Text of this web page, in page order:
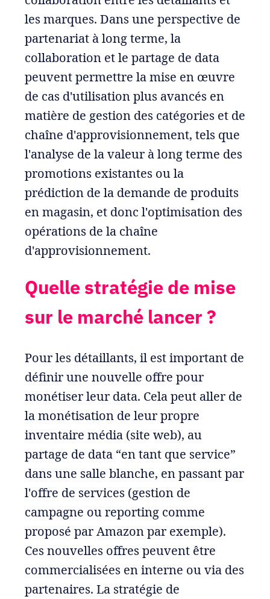
les marques. Dans une perspective de
partenariat à long terme, la
collaboration et le partage de data
peuvent permettre la mise en œuvre
de cas d'utilisation plus avancés en
matière de gestion des catégories et de
chaîne d'approvisionnement, tels que
l'analyse de la valeur à long terme des
promotions existantes ou la
prédiction de la demande de produits
en magasin, et donc l'optimisation des
opérations de la chaîne
d'approvisionnement.
Quelle stratégie de mise
sur le marché lancer ?
Pour les détaillants, il est important de
définir une nouvelle offre pour
monétiser leur data. Cela peut aller de
la monétisation de leur propre
inventaire média (site web), au
partage de data “en tant que service”
dans une salle blanche, en passant par
l'offre de services (gestion de
campagne ou reporting comme
proposé par Amazon par exemple).
Ces nouvelles offres peuvent être
commercialisées en interne ou via des
partenaires. La stratégie de